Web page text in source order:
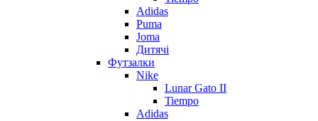
Adidas
Puma
Joma
Дитячі
Футзалки
Nike
Lunar Gato II
Tiempo
Adidas